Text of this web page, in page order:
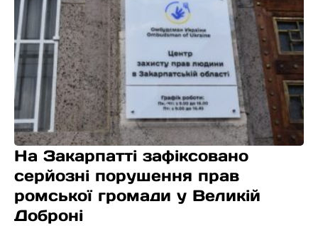
На Закарпатті зафіксовано
серйозні порушення прав
ромської громади у Великій
Доброні